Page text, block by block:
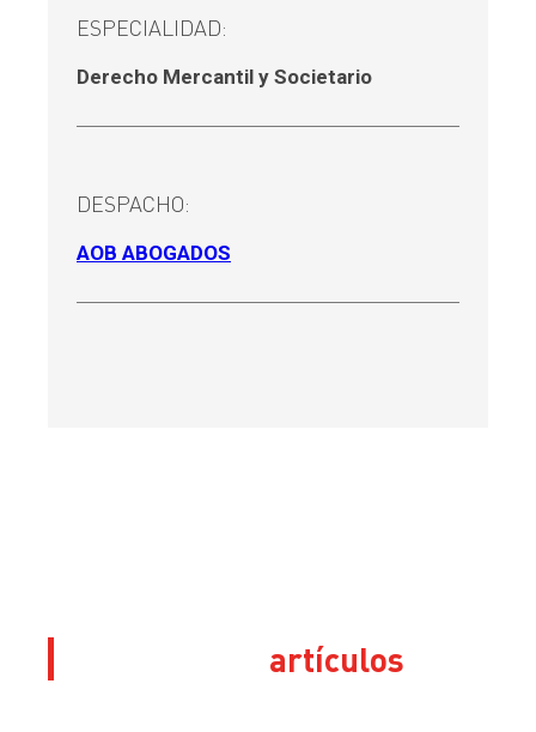
ESPECIALIDAD:
Derecho Mercantil y Societario
DESPACHO:
AOB ABOGADOS
artículos